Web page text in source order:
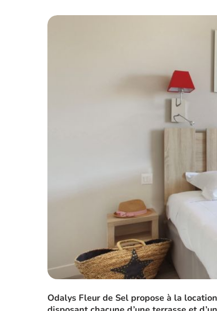
Odalys Fleur de Sel propose à la